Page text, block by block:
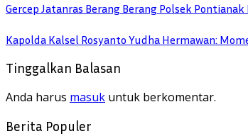
Gercep Jatanras Berang Berang Polsek
Kapolda Kalsel Rosyanto Yudha Hermawan:
Tinggalkan Balasan
Anda harus masuk untuk berkomentar.
Berita Populer